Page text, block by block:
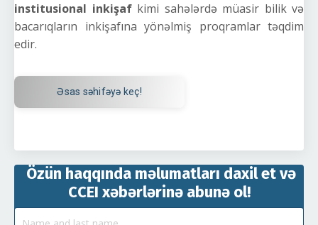
institusional inkişafkimi sahələrdə müasir bilik və
bacarıqların inkişafına yönəlmiş proqramlar təqdim
edir.
Əsas səhifəyə keç!
Özün haqqında məlumatları daxil et və
CCEI xəbərlərinə abunə ol!